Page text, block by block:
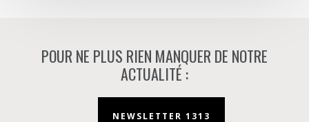
POUR NE PLUS RIEN MANQUER DE NOTRE
ACTUALITÉ :
NEWSLETTER 1313